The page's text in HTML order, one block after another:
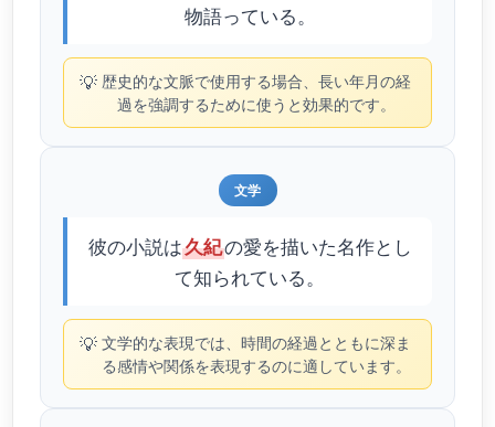
物語っている。
💡 歴史的な文脈で使用する場合、長い年月の経
過を強調するために使うと効果的です。
文学
彼の小説は久紀の愛を描いた名作とし
て知られている。
💡 文学的な表現では、時間の経過とともに深ま
る感情や関係を表現するのに適しています。